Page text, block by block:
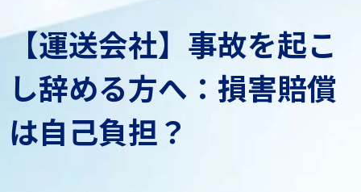
【運送会社】事故を起こ
し辞める方へ：損害賠償
は自己負担？